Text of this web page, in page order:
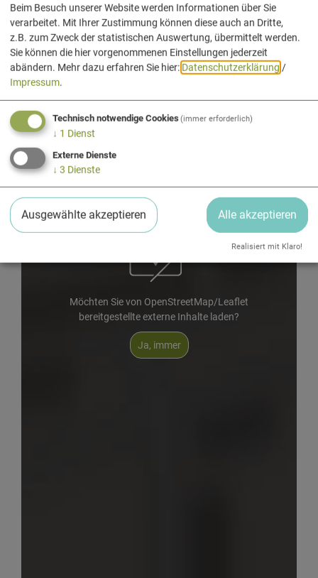
Möchten Sie von OpenStreetMap/Leaflet
bereitgestellte externe Inhalte laden?
Ja, immer
Beim Besuch unserer Website werden Informationen über Sie
verarbeitet. Mit Ihrer Zustimmung können diese auch an Dritte,
z.B. zum Zweck der statistischen Auswertung, übermittelt werden.
Sie können die hier vorgenommenen Einstellungen jederzeit
abändern. Mehr dazu erfahren Sie hier: Datenschutzerklärung /
Impressum.
Technisch notwendige Cookies(immer erforderlich)
↓ 1 Dienst
Externe Dienste
↓ 3 Dienste
Ausgewählte akzeptieren Alle akzeptieren
Realisiert mit Klaro!